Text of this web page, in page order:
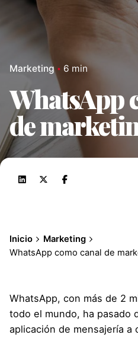
Marketing 6 min
WhatsApp
de
Inicio
Marketing
WhatsApp como canal de
WhatsApp, con más de 2
todo el mundo, ha pasado
aplicación de mensajería a